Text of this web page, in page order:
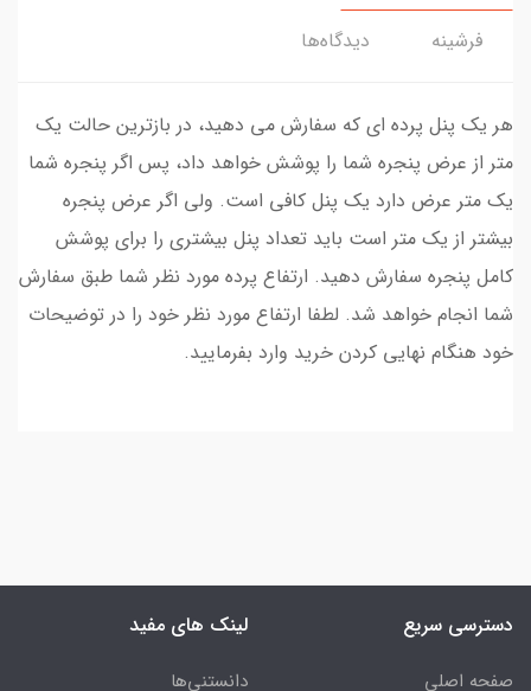
فرشینه دیدگاه‌ها
هر یک پنل پرده ای که سفارش می دهید، در بازترین حالت یک
متر از عرض پنجره شما را پوشش خواهد داد، پس اگر پنجره شما
یک متر عرض دارد یک پنل کافی است. ولی اگر عرض پنجره
بیشتر از یک متر است باید تعداد پنل بیشتری را برای پوشش
کامل پنجره سفارش دهید. ارتفاع پرده مورد نظر شما طبق سفارش
شما انجام خواهد شد. لطفا ارتفاع مورد نظر خود را در توضیحات
خود هنگام نهایی کردن خرید وارد بفرمایید.
دسترسی سریع
صفحه اصلی
لینک های مفید
دانستنی‌ها